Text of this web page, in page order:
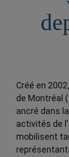
Créé en
de Montréal
ancré dans
activités de
mobilisent